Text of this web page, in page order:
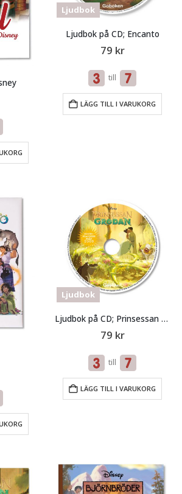
Ljudbok
Ljudbok på CD; Encanto
79 kr
till
LÄGG TILL I VARUKORG
Ljudbok
Ljudbok på CD; Prinsessan och Grodan
79 kr
till
LÄGG TILL I VARUKORG